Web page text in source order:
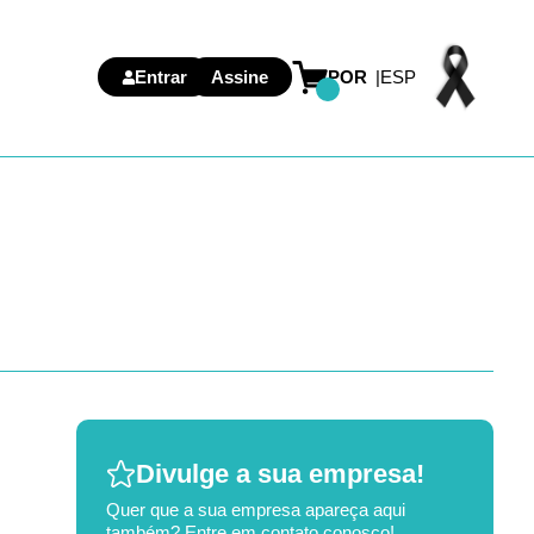
Entrar Assine POR ESP
Divulge a sua empresa!
Quer que a sua empresa apareça aqui